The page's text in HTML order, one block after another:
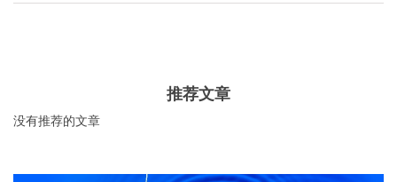
推荐文章
没有推荐的文章